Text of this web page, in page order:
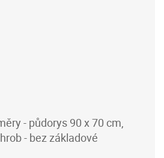
- půdorys 90 x 70 cm,
- bez základové